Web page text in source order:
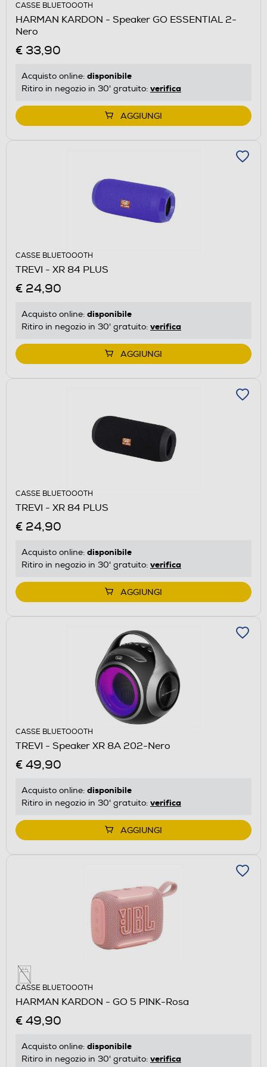
CASSE BLUETOOOTH
HARMAN KARDON - Speaker GO ESSENTIAL 2-
Nero
€ 33,90
Acquisto online: disponibile
Ritiro in negozio in 30' gratuito: verifica
AGGIUNGI
CASSE BLUETOOOTH
TREVI - XR 84 PLUS
€ 24,90
Acquisto online: disponibile
Ritiro in negozio in 30' gratuito: verifica
AGGIUNGI
CASSE BLUETOOOTH
TREVI - XR 84 PLUS
€ 24,90
Acquisto online: disponibile
Ritiro in negozio in 30' gratuito: verifica
AGGIUNGI
CASSE BLUETOOOTH
TREVI - Speaker XR 8A 202-Nero
€ 49,90
Acquisto online: disponibile
Ritiro in negozio in 30' gratuito: verifica
AGGIUNGI
CASSE BLUETOOOTH
HARMAN KARDON - GO 5 PINK-Rosa
€ 49,90
Acquisto online: disponibile
Ritiro in negozio in 30' gratuito: verifica